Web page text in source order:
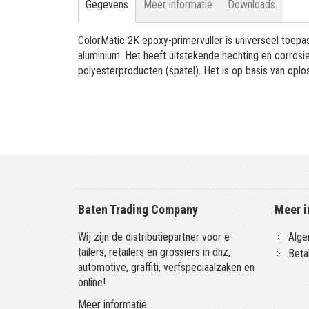
Gegevens
ColorMatic 2K epoxy-primervuller is universeel
aluminium. Het heeft uitstekende hechting en
polyesterproducten (spatel). Het is op basis van
Meer informatie Downloads
Baten Trading Company
Wij zijn de distributiepartner voor e-
tailers, retailers en grossiers in dhz,
automotive, graffiti, verfspeciaalzaken en
online!
Meer informatie
Meer